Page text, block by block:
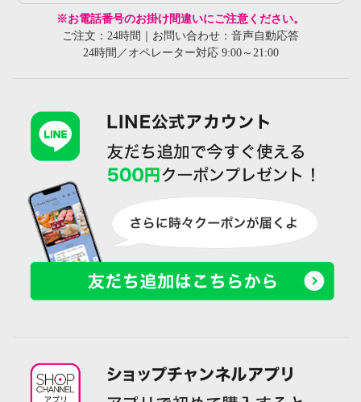
※お電話番号のお掛け間違いにご注意ください。
ご注文：24時間｜お問い合わせ：音声自動応答
24時間／オペレーター対応 9:00～21:00